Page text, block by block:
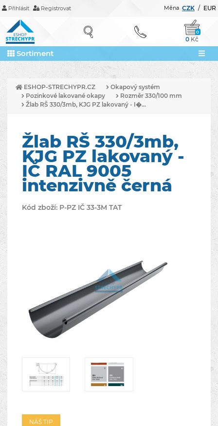
Přihlásit Registrovat CZK / EUR
Měna
0
0 Kč
Sortiment
ESHOP-STRECHYPR.CZ
Okapový systém
Pozinkové lakované okapy
Rozměr 330/100 mm
Žlab RŠ 330/3mb, KJG PZ lakovaný - I�...
Žlab RŠ 330/3mb,
KJG PZ lakovaný -
IČ RAL 9005
intenzivně černá
Kód zboží: P-PZ IČ 33-3M TAT
NÁŠ TIP